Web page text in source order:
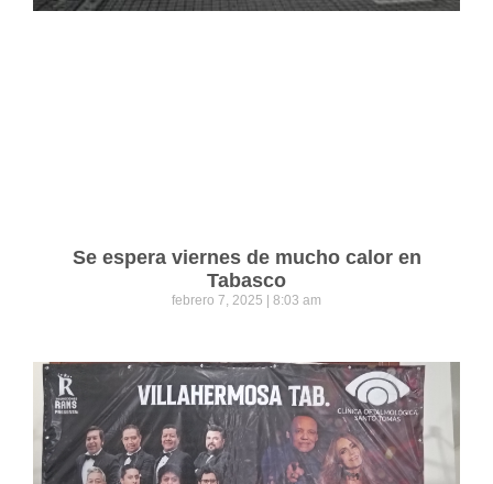
Se espera viernes de mucho calor en
Tabasco
febrero 7, 2025 8:03 am